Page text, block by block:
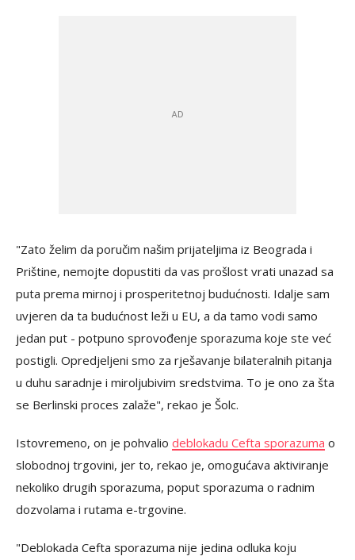
"Zato želim da poručim našim prijateljima iz Beograda i
Prištine, nemojte dopustiti da vas prošlost vrati unazad sa
puta prema mirnoj i prosperitetnoj budućnosti. Idalje sam
uvjeren da ta budućnost leži u EU, a da tamo vodi samo
jedan put - potpuno sprovođenje sporazuma koje ste već
postigli. Opredjeljeni smo za rješavanje bilateralnih pitanja
u duhu saradnje i miroljubivim sredstvima. To je ono za šta
se Berlinski proces zalaže", rekao je Šolc.
Istovremeno, on je pohvalio deblokadu Cefta sporazuma o
slobodnoj trgovini, jer to, rekao je, omogućava aktiviranje
nekoliko drugih sporazuma, poput sporazuma o radnim
dozvolama i rutama e-trgovine.
"Deblokada Cefta sporazuma nije jedina odluka koju